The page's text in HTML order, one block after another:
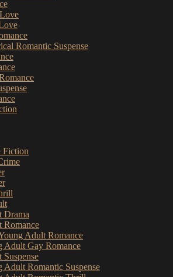
Romantic Suspense
Fiction
Drama
Romance
Adult Romance
Adult Gay Romance
Adult Romantic Suspense